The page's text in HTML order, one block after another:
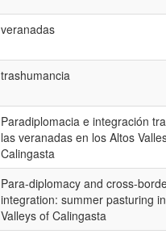
veranadas
trashumancia
Paradiplomacia e integración
las veranadas en los Altos
Calingasta
Para-diplomacy and cross-
integration: summer pasturing
Valleys of Calingasta